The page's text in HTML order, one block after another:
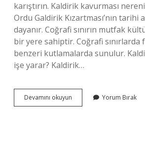
karıştırın. Kaldirik kavurması
Ordu Galdirik Kızartması’nın tarihi
dayanır. Coğrafi sınırın mutfak
bir yere sahiptir. Coğrafi sınırlarda
benzeri kutlamalarda sunulur.
işe yarar? Kaldirik…
Devamını okuyun
Otu
Yorum Bırak